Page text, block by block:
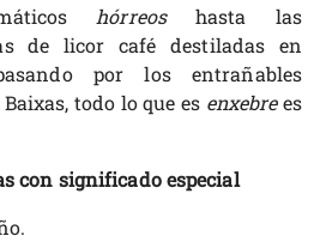
hórreoshasta las
de licor café destiladas en
por los entrañables
todo lo que es enxebrees
con significado especial